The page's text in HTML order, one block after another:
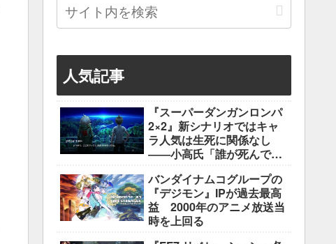
人気記事
『スーパーダンガンロンパ
2×2』新シナリオではキャ
ラ人気は生死に関係なし
――小高氏「誰が死んでも
で」
バンダイナムコグループの
『デジモン』IPが過去最高
益 2000年のアニメ放送当
時を上回る